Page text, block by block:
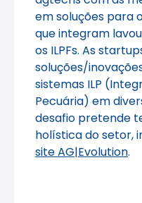
em soluções para
que integram
os ILPFs. As
soluções/
sistemas ILP
Pecuária) em
desafio pretende
holística do setor,
site AG|Evolution.